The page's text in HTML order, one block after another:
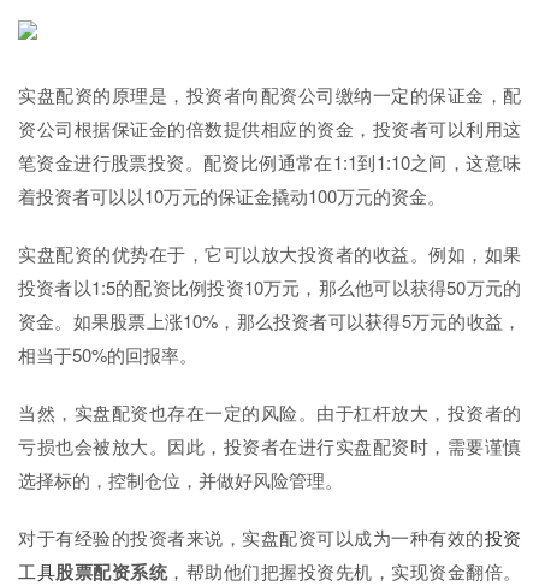
实盘配资的原理是，投资者向配资公司缴纳一定的保证金，配
资公司根据保证金的倍数提供相应的资金，投资者可以利用这
笔资金进行股票投资。配资比例通常在1:1到1:10之间，这意味
着投资者可以以10万元的保证金撬动100万元的资金。
实盘配资的优势在于，它可以放大投资者的收益。例如，如果
投资者以1:5的配资比例投资10万元，那么他可以获得50万元的
资金。如果股票上涨10%，那么投资者可以获得5万元的收益，
相当于50%的回报率。
当然，实盘配资也存在一定的风险。由于杠杆放大，投资者的
亏损也会被放大。因此，投资者在进行实盘配资时，需要谨慎
选择标的，控制仓位，并做好风险管理。
对于有经验的投资者来说，实盘配资可以成为一种有效的投资
工具股票配资系统，帮助他们把握投资先机，实现资金翻倍。